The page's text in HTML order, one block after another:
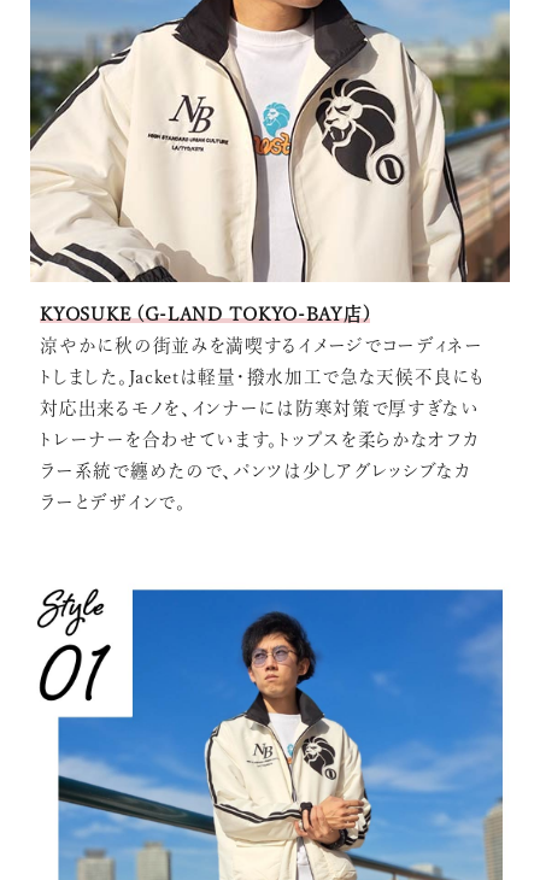
KYOSUKE (G-LAND TOKYO-BAY店)
涼やかに秋の街並みを満喫するイメージでコーディネー
トしました。Jacketは軽量・撥水加工で急な天候不良にも
対応出来るモノを、インナーには防寒対策で厚すぎない
トレーナーを合わせています。トップスを柔らかなオフカ
ラー系統で纏めたので、パンツは少しアグレッシブなカ
ラーとデザインで。